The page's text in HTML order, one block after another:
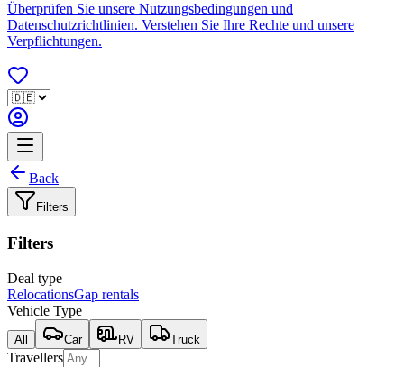
Überprüfen Sie unsere Nutzungsbedingungen und
Datenschutzrichtlinien. Verstehen Sie Ihre Rechte und unsere
Verpflichtungen.
Back
Filters
Filters
Deal type
RelocationsGap rentals
Vehicle Type
All Car RV Truck
Travellers